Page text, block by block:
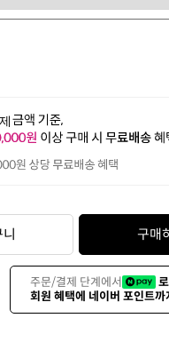
구매
주문/결제 단계에서
회원 혜택에 네이버 포인트까